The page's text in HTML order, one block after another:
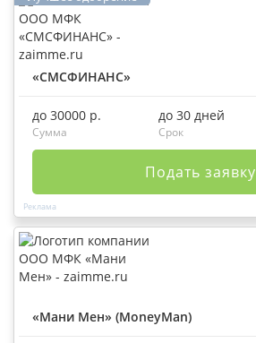
«СМСФИНАНС»
до 30000 р.
Сумма
до 30 дней
Срок
Подать заявку
«Мани Мен» (MoneyMan)